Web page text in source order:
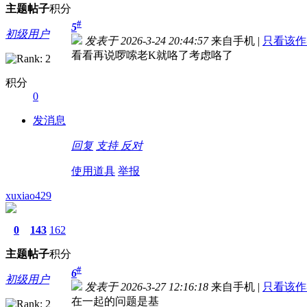
主题帖子积分
初级用户
积分
0
发消息
5#
发表于 2026-3-24 20:44:57 来自手机 | 只看该
看看再说啰嗦老K就咯了考虑咯了
回复 支持 反对
使用道具 举报
xuxiao429
0
主题
143
帖子
162
积分
初级用户
6#
发表于 2026-3-27 12:16:18 来自手机 | 只看该
在一起的问题是基